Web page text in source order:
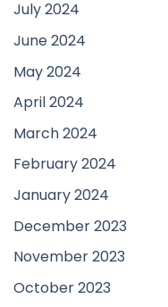
July 2024
June 2024
May 2024
April 2024
March 2024
February 2024
January 2024
December 2023
November 2023
October 2023